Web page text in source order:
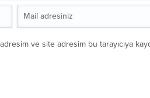
ve site adresim bu tarayıcıya